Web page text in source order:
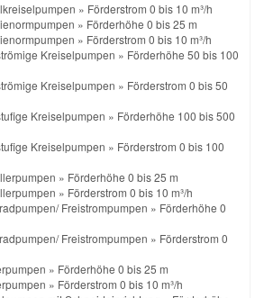
» Förderstrom 0 bis 10 m³/h
» Förderhöhe 0 bis 25 m
» Förderstrom 0 bis 10 m³/h
Kreiselpumpen » Förderhöhe 50 bis 100
Kreiselpumpen » Förderstrom 0 bis 50
Kreiselpumpen » Förderhöhe 100 bis 500
Kreiselpumpen » Förderstrom 0 bis 100
» Förderhöhe 0 bis 25 m
» Förderstrom 0 bis 10 m³/h
Freistrompumpen » Förderhöhe 0
Freistrompumpen » Förderstrom 0
» Förderhöhe 0 bis 25 m
» Förderstrom 0 bis 10 m³/h